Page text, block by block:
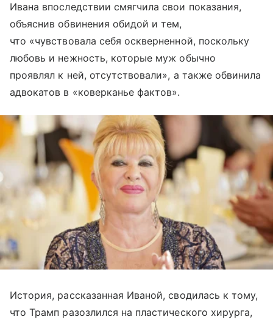
Ивана впоследствии смягчила свои показания,
объяснив обвинения обидой и тем,
что «чувствовала себя оскверненной, поскольку
любовь и нежность, которые муж обычно
проявлял к ней, отсутствовали», а также обвинила
адвокатов в «коверканье фактов».
История, рассказанная Иваной, сводилась к тому,
что Трамп разозлился на пластического хирурга,